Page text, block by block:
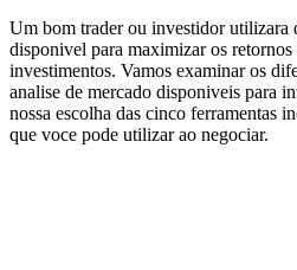
Um bom trader ou investidor utilizara
disponivel para maximizar os retornos
investimentos. Vamos examinar os
analise de mercado disponiveis para
nossa escolha das cinco ferramentas
que voce pode utilizar ao negociar.